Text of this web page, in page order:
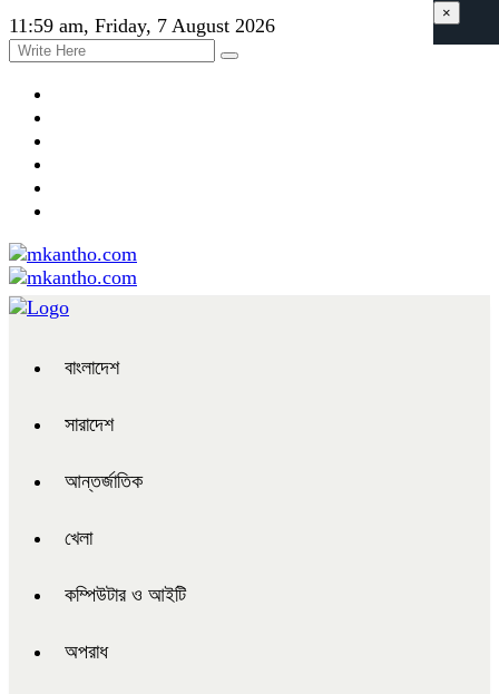
11:59 am, Friday, 7 August 2026
বাংলাদেশ
সারাদেশ
আন্তর্জাতিক
খেলা
কম্পিউটার ও আইটি
অপরাধ
×